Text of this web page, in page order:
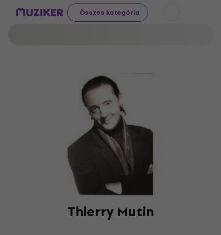
Összes kategória
Thierry Mutin